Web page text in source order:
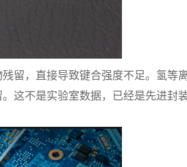
留，直接导致键合强度不足。氢等
这不是实验室数据，已经是先进封